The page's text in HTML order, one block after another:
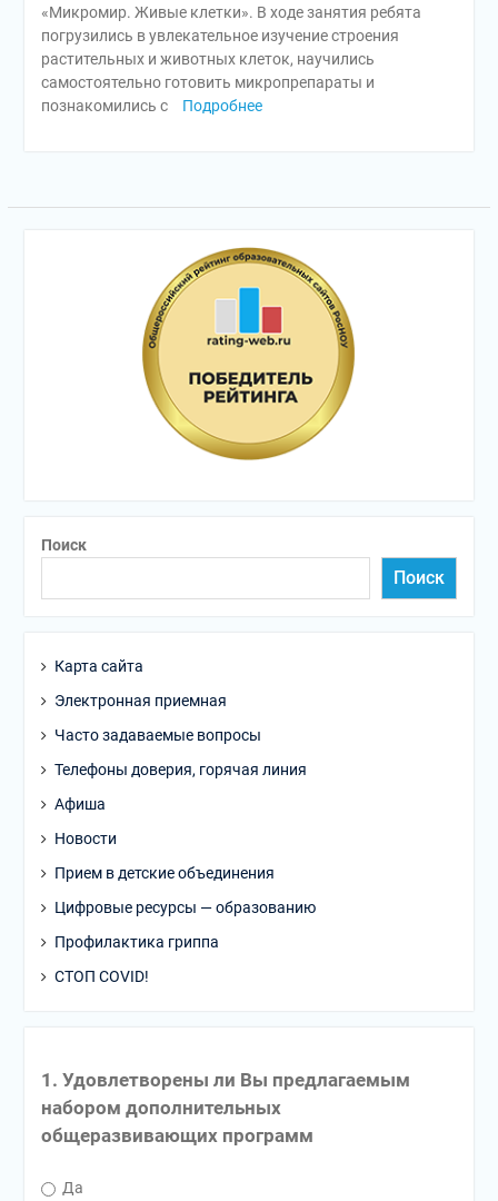
«Микромир. Живые клетки». В ходе занятия ребята
погрузились в увлекательное изучение строения
растительных и животных клеток, научились
самостоятельно готовить микропрепараты и
познакомились с
Подробнее
Поиск
Поиск
Карта сайта
Электронная приемная
Часто задаваемые вопросы
Телефоны доверия, горячая линия
Афиша
Новости
Прием в детские объединения
Цифровые ресурсы — образованию
Профилактика гриппа
СТОП COVID!
1. Удовлетворены ли Вы предлагаемым
набором дополнительных
общеразвивающих программ
Да